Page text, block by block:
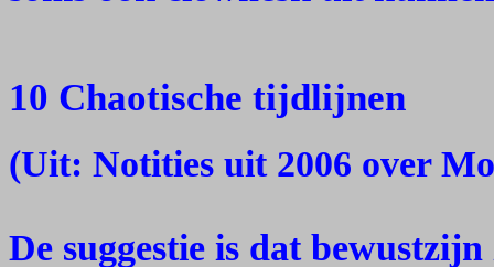
10 Chaotische tijdlijnen
(Uit: Notities uit 2006 over
De suggestie is dat